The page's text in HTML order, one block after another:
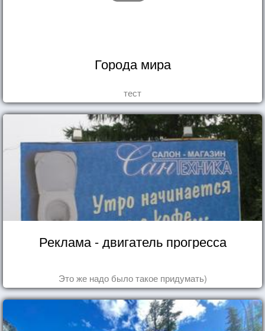
Города мира
тест
Реклама - двигатель прогресса
Это же надо было такое придумать)